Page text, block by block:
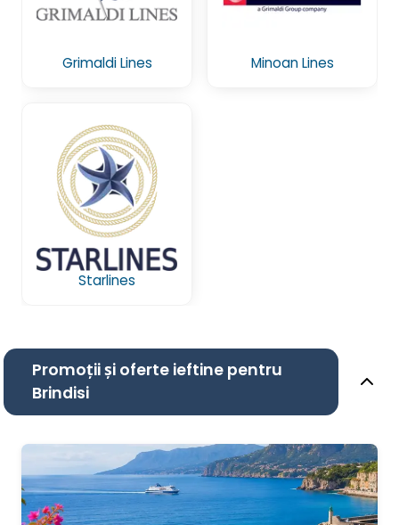
Grimaldi Lines Minoan Lines
Starlines
Promoții și oferte ieftine pentru
Brindisi